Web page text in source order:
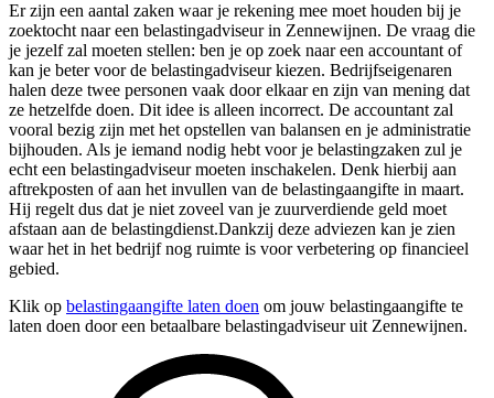
Er zijn een aantal zaken waar je rekening mee moet houden bij je
zoektocht naar een belastingadviseur in Zennewijnen. De vraag die
je jezelf zal moeten stellen: ben je op zoek naar een accountant of
kan je beter voor de belastingadviseur kiezen. Bedrijfseigenaren
halen deze twee personen vaak door elkaar en zijn van mening dat
ze hetzelfde doen. Dit idee is alleen incorrect. De accountant zal
vooral bezig zijn met het opstellen van balansen en je administratie
bijhouden. Als je iemand nodig hebt voor je belastingzaken zul je
echt een belastingadviseur moeten inschakelen. Denk hierbij aan
aftrekposten of aan het invullen van de belastingaangifte in maart.
Hij regelt dus dat je niet zoveel van je zuurverdiende geld moet
afstaan aan de belastingdienst.Dankzij deze adviezen kan je zien
waar het in het bedrijf nog ruimte is voor verbetering op financieel
gebied.
Klik op belastingaangifte laten doen om jouw belastingaangifte te
laten doen door een betaalbare belastingadviseur uit Zennewijnen.